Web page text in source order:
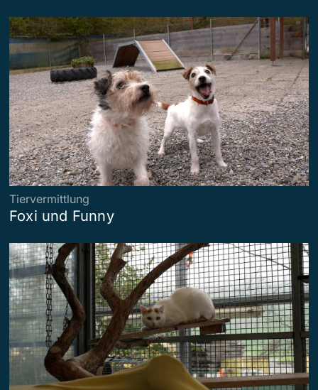
Tiervermittlung
Foxi und Funny